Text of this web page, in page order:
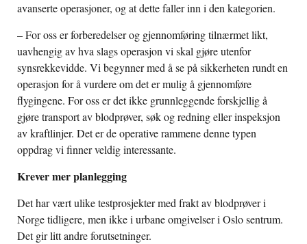
avanserte operasjoner, og at dette faller inn i den kategorien.
– For oss er forberedelser og gjennomføring tilnærmet likt,
uavhengig av hva slags operasjon vi skal gjøre utenfor
synsrekkevidde. Vi begynner med å se på sikkerheten rundt en
operasjon for å vurdere om det er mulig å gjennomføre
flygingene. For oss er det ikke grunnleggende forskjellig å
gjøre transport av blodprøver, søk og redning eller inspeksjon
av kraftlinjer. Det er de operative rammene denne typen
oppdrag vi finner veldig interessante.
Krever mer planlegging
Det har vært ulike testprosjekter med frakt av blodprøver i
Norge tidligere, men ikke i urbane omgivelser i Oslo sentrum.
Det gir litt andre forutsetninger.